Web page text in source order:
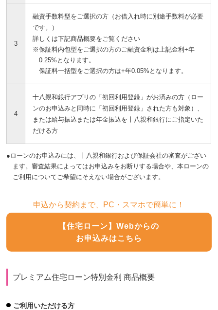
3
融資手数料型をご選択の方（お借入れ時に別途手数料が必要
です。）
詳しくは下記商品概要をご覧ください
※保証料内包型をご選択の方のご融資金利は上記金利+年
0.25%となります。
保証料一括型をご選択の方は+年0.05%となります。
4
十八親和銀行アプリの「初回利用登録」がお済みの方（ロー
ンのお申込みと同時に「初回利用登録」された方も対象）、
または給与振込または年金振込を十八親和銀行にご指定いた
だける方
●ローンのお申込みには、十八親和銀行および保証会社の審査がござい
ます。審査結果によってはお申込みをお断りする場合や、本ローンの
ご利用についてご希望にそえない場合がございます。
申込から契約まで、PC・スマホで簡単に！
【住宅ローン】Webからの
お申込みはこちら
プレミアム住宅ローン特別金利 商品概要
ご利用いただける方